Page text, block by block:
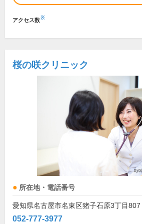
アクセス数※
桜の咲クリニック
所在地・電話番号
愛知県名古屋市名東区猪子石原3丁目807
052-777-3977